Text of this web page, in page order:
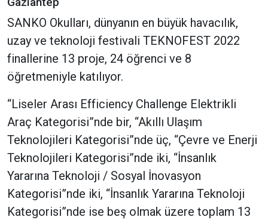
SANKO Okulları, dünyanın en büyük havacılık,
uzay ve teknoloji festivali TEKNOFEST 2022
finallerine 13 proje, 24 öğrenci ve 8
öğretmeniyle katılıyor.
“Liseler Arası Efficiency Challenge Elektrikli
Araç Kategorisi”nde bir, “Akıllı Ulaşım
Teknolojileri Kategorisi”nde üç, “Çevre ve Enerji
Teknolojileri Kategorisi”nde iki, “İnsanlık
Yararına Teknoloji / Sosyal İnovasyon
Kategorisi”nde iki, “İnsanlık Yararına Teknoloji
Kategorisi”nde ise beş olmak üzere toplam 13